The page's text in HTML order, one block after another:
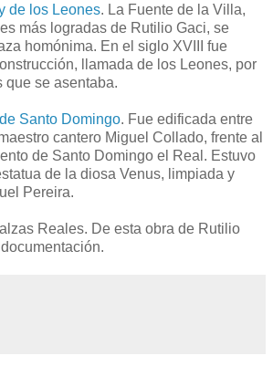
de los Leones. La Fuente de la Villa,
más logradas de Rutilio Gaci, se
homónima. En el siglo XVIII fue
llamada de los Leones, por
que se asentaba.
Santo Domingo. Fue edificada entre
cantero Miguel Collado, frente al
de Santo Domingo el Real. Estuvo
de la diosa Venus, limpiada y
Pereira.
Reales. De esta obra de Rutilio